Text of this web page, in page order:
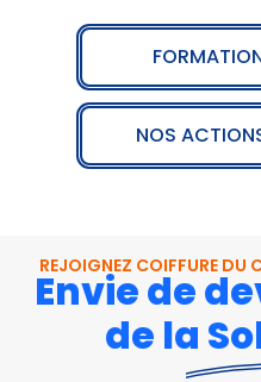
NOS
REJOIGNEZ COIFFURE DU
Envie de
de la